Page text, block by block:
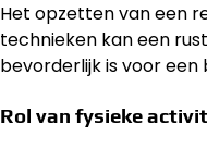
Het opzetten van een
technieken kan een
bevorderlijk is voor
Rol van fysieke